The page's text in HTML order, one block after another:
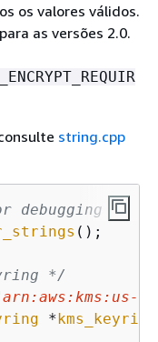
os valores válidos.
as versões 2.0.
string.cpp
debugging */
();
*/
arn:aws:kms:us-
*kms_keyring